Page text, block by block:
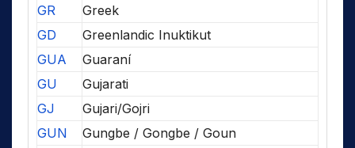
GR
Greek
GD
Greenlandic Inuktikut
GUA
Guaraní
GU
Gujarati
GJ
Gujari/Gojri
GUN
Gungbe / Gongbe / Goun